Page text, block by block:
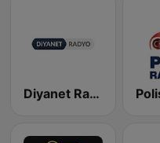
Diyanet Radyo Resmi